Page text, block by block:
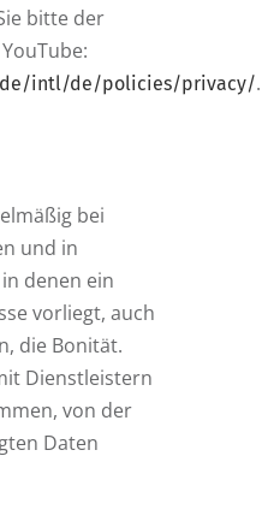
bitte der
intl/de/policies/privacy/.
bei
und in
denen ein
vorliegt, auch
die Bonität.
Dienstleistern
von der
Daten